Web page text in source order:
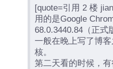
[quote=引用 2 楼
用的是Google
68.0.3440.84（正式
一般在晚上写了博
核。
第二天看的时候，